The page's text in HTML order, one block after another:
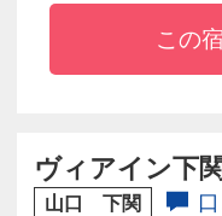
ど、
古くから歴史に刻
部屋または個室で
頂く本場のふぐ料
この
ヴィアイン下
山口 下関